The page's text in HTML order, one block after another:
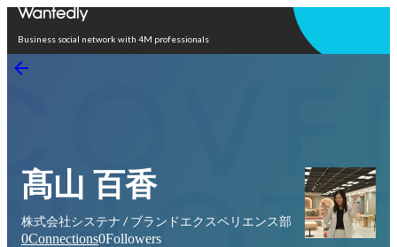
Business social network with 4M professionals
髙山 百香
株式会社システナ / ブランドエクスペリエンス部
0Connections0Followers